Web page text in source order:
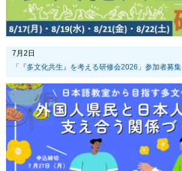
7月2日
「『多文化共生』を考える研修会2026」参加者募集